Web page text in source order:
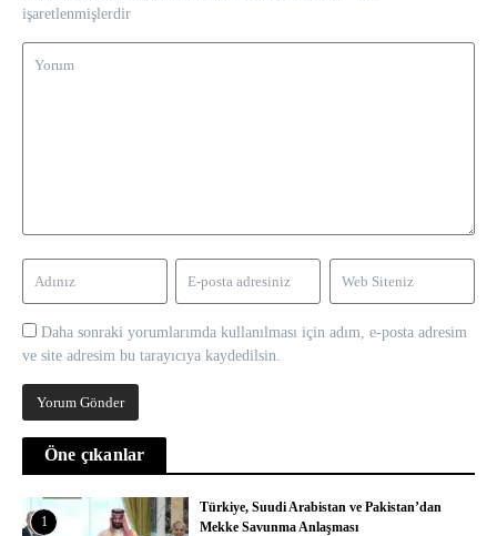
işaretlenmişlerdir
Daha sonraki yorumlarımda kullanılması için adım, e-posta adresim
ve site adresim bu tarayıcıya kaydedilsin.
Öne çıkanlar
1
Türkiye, Suudi Arabistan ve Pakistan’dan
Mekke Savunma Anlaşması